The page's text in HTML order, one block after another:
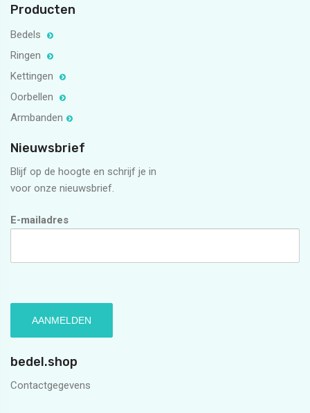
Producten
Bedels
Ringen
Kettingen
Oorbellen
Armbanden
Nieuwsbrief
Blijf op de hoogte en schrijf je in
voor onze nieuwsbrief.
E-mailadres
bedel.shop
Contactgegevens